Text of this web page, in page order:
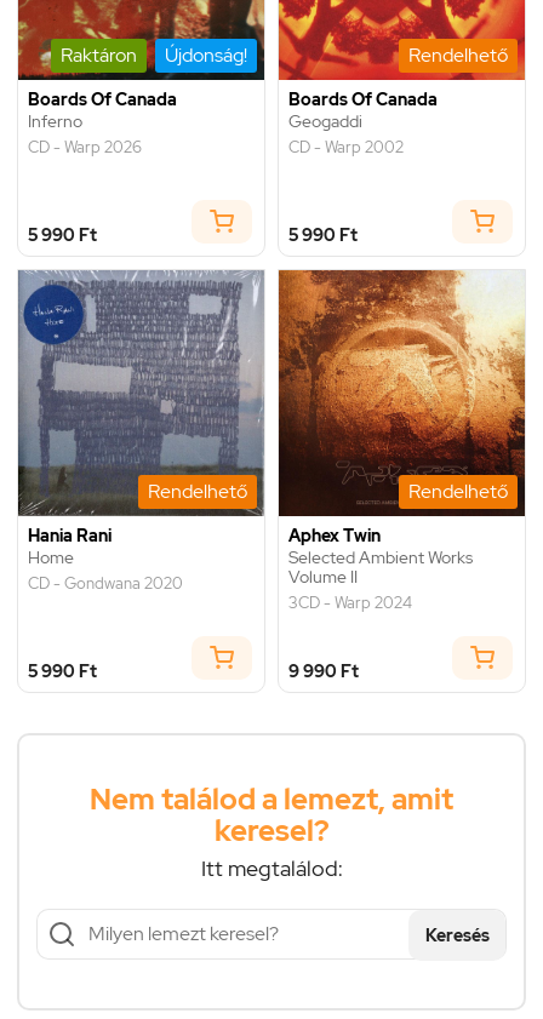
Raktáron Újdonság!
Boards Of Canada
Inferno
CD - Warp 2026
5 990 Ft
Rendelhető
Boards Of Canada
Geogaddi
CD - Warp 2002
5 990 Ft
Rendelhető
Hania Rani
Home
CD - Gondwana 2020
5 990 Ft
Rendelhető
Aphex Twin
Selected Ambient Works
Volume II
3CD - Warp 2024
9 990 Ft
Nem találod a lemezt, amit
keresel?
Itt megtalálod:
Keresés